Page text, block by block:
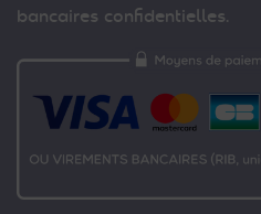
bancaires confidentielles.